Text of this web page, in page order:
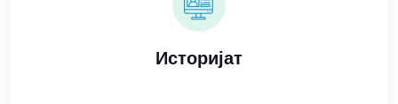
Историјат